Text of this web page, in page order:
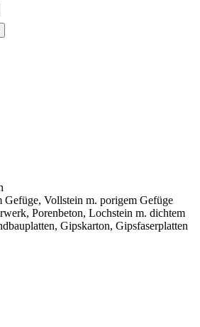
Gefüge, Vollstein m. porigem Gefüge
Porenbeton, Lochstein m. dichtem
Gipskarton, Gipsfaserplatten